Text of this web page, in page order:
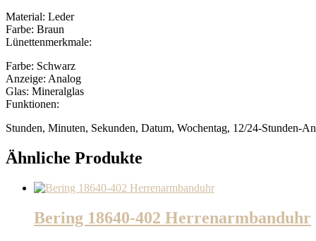
Material: Leder
Farbe: Braun
Lünettenmerkmale:
Farbe: Schwarz
Anzeige: Analog
Glas: Mineralglas
Funktionen:
Stunden, Minuten, Sekunden, Datum, Wochentag, 12/24-Stunden-
Ähnliche Produkte
Bering 18640-402 Herrenarmbanduhr